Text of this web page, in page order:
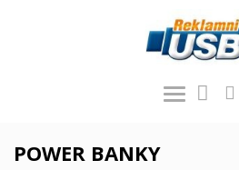
POWER BANKY